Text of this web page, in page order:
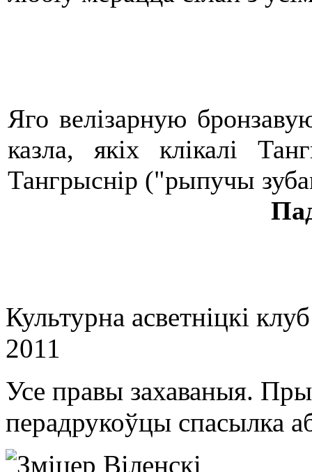
Яго велізарную
казла, якіх клікалі
Тангрыснір ("рыпучы
Культурна асветнiцкi
2011
Усе правы захаваныя. Пры
перадрукоўцы спасылка